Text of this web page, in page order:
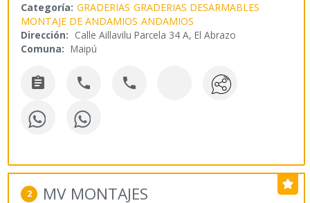
Categoría: GRADERIAS GRADERIAS DESARMABLES
MONTAJE DE ANDAMIOS ANDAMIOS
Dirección: Calle Aillavilu Parcela 34 A, El Abrazo
Comuna: Maipú
  
2 MV MONTAJES